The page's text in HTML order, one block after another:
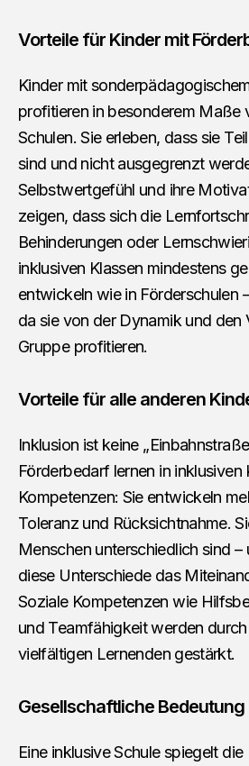
Vorteile für Kinder mit
Kinder mit
profitieren in besonderem Maße
Schulen. Sie erleben, dass sie
sind und nicht ausgegrenzt
Selbstwertgefühl und ihre
zeigen, dass sich die
Behinderungen oder
inklusiven Klassen mindestens
entwickeln wie in Förderschulen
da sie von der Dynamik und den
Gruppe profitieren.
Vorteile für alle anderen
Inklusion ist keine
Förderbedarf lernen in
Kompetenzen: Sie entwickeln
Toleranz und Rücksichtnahme.
Menschen unterschiedlich sind –
diese Unterschiede das
Soziale Kompetenzen wie
und Teamfähigkeit werden
vielfältigen Lernenden gestärkt.
Gesellschaftliche Bedeutung
Eine inklusive Schule spiegelt die